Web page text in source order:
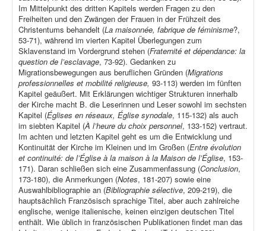
Im Mittelpunkt des dritten Kapitels werden Fragen zu den
Freiheiten und den Zwängen der Frauen in der Frühzeit des
Christentums behandelt (La maisonnée, fabrique de féminisme?,
53-71), während im vierten Kapitel Überlegungen zum
Sklavenstand im Vordergrund stehen (Fraternité et dépendance: la
question de l’esclavage, 73-92). Gedanken zu
Migrationsbewegungen aus beruflichen Gründen (Migrations
professionnelles et mobilité religieuse, 93-113) werden im fünften
Kapitel geäußert. Mit Erklärungen wichtiger Strukturen innerhalb
der Kirche macht B. die Leserinnen und Leser sowohl im sechsten
Kapitel (Églises en réseaux, Église synodale, 115-132) als auch
im siebten Kapitel (À l’heure du choix personnel, 133-152) vertraut.
Im achten und letzten Kapitel geht es um die Entwicklung und
Kontinuität der Kirche im Kleinen und im Großen (Entre évolution
et continuité: de l’Église à la maison à la Maison de l’Église, 153-
171). Daran schließen sich eine Zusammenfassung (Conclusion,
173-180), die Anmerkungen (Notes, 181-207) sowie eine
Auswahlbibliographie an (Bibliographie sélective, 209-219), die
hauptsächlich Französisch sprachige Titel, aber auch zahlreiche
englische, wenige italienische, keinen einzigen deutschen Titel
enthält. Wie üblich in französischen Publikationen findet man das